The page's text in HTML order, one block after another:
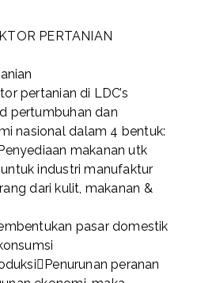
PERTANIAN
pertanian di LDC’s
pertumbuhan dan
nasional dalam 4 bentuk:
makanan utk
industri manufaktur
dari kulit, makanan &
pasar domestik
peranan